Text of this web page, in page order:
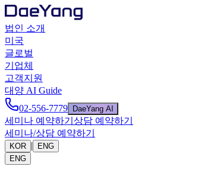
법인 소개
미국
글로벌
기업체
고객지원
대양 AI Guide
02-556-7779
DaeYang AI
세미나 예약하기 상담 예약하기
세미나/상담 예약하기
KOR |
ENG
ENG